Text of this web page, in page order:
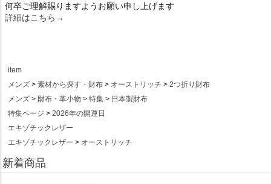
何卒ご理解賜りますようお願い申し上げます
詳細はこちら→
item
メンズ
素材から探す・財布 オーストリッチ
2つ折り財布
メンズ
財布・革小物 特集
日本製財布
特集ページ
2026年の開運日
エキゾチックレザー
エキゾチックレザー
オーストリッチ
新着商品